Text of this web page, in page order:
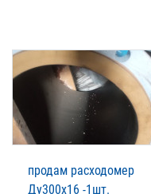
продам расходомер
Ду300х16 -1шт.